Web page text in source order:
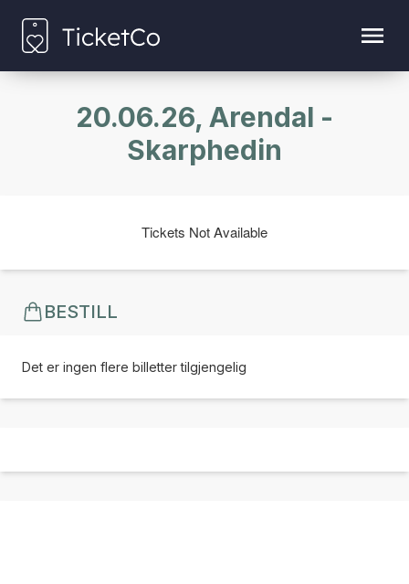
20.06.26, Arendal -
Skarphedin
Tickets Not Available
BESTILL
Det er ingen flere billetter tilgjengelig